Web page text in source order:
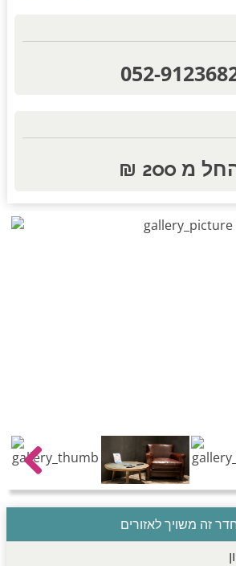
השפלה
הכרמל
גליל תחתון עמקים
הגולן
052-
מ 200 ₪
Previous
זה משויך לאזורים